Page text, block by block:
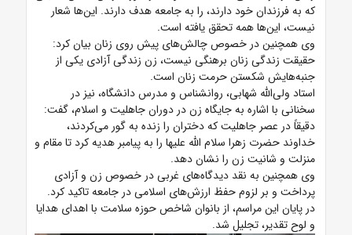
که به فرزندان خود دارند، را به جامعه هدف دارند. این‌ها شعار
نیست، این‌ها همه تحقق یافته است.
وی همچنین در خصوص چالش‌های پیش روی زنان بیان کرد:
حقیقت زندگی زنان برهنگی نیست، زن زندگی آزادی یکی از
جنبه‌هایش شکستن حرمت زنان است.
استاد ولی‌الله شهابی، روانشناس و مدرس دانشگاه، نیز در
سخنانی با اشاره به جایگاه زن در دوران جاهلیت و اسلام، گفت:
دقیقاً در عصر جاهلیت که دختران را زنده به گور می‌کردند،
خداوند حضرت زهرا سلام الله علیها را به پیامبر هدیه کرد تا مقام و
منزلت و شانیت زن را نشان دهد.
وی همچنین به نقد دیدگاه‌های غربی در خصوص زن و آزادی
پرداخت و بر لزوم حفظ ارزش‌های اسلامی در جامعه تاکید کرد.
در پایان این مراسم، از بانوان شاخص حوزه سلامت با اهدای هدایا
و لوح تقدیر، تجلیل شد.